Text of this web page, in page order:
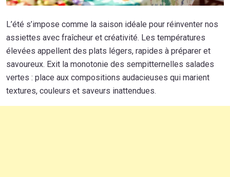
L’été s’impose comme la saison idéale pour réinventer nos
assiettes avec fraîcheur et créativité. Les températures
élevées appellent des plats légers, rapides à préparer et
savoureux. Exit la monotonie des sempitternelles salades
vertes : place aux compositions audacieuses qui marient
textures, couleurs et saveurs inattendues.